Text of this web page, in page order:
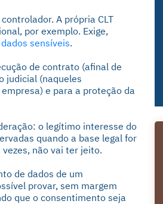
A própria CLT
por exemplo. Exige,
dados sensíveis.
de contrato (afinal de
judicial (naqueles
e para a proteção da
o legítimo interesse do
quando a base legal for
não vai ter jeito.
de dados de um
provar, sem margem
que o consentimento seja